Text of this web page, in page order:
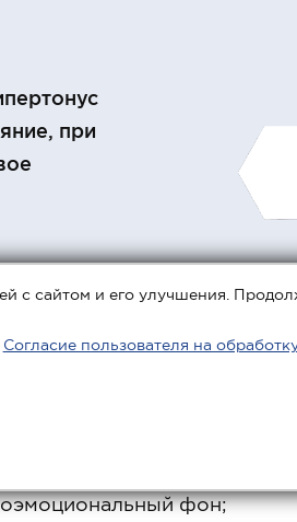
при
фон;
с сайтом и его улучшения.
Согласие пользователя на